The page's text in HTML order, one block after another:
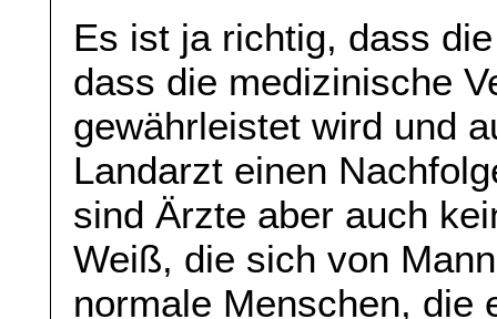
Es ist ja richtig, dass
dass die medizinische
gewährleistet wird und
Landarzt einen
sind Ärzte aber auch
Weiß, die sich von
normale Menschen, die